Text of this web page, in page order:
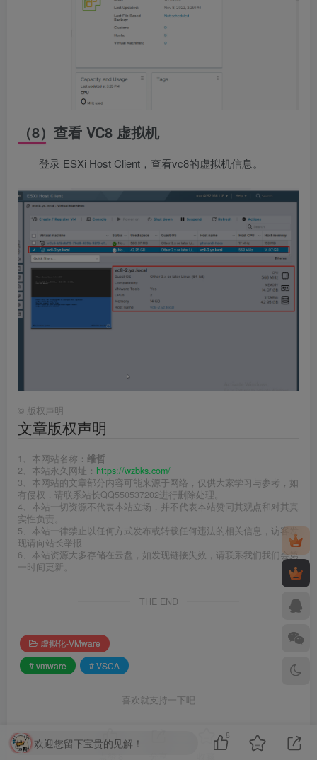
（8）查看 VC8 虚拟机
登录 ESXi Host Client，查看vc8的虚拟机信息。
© 版权声明
文章版权声明
1、本网站名称： 维哲
2、本站永久网址： https://wzbks.com/
3、本网站的文章部分内容可能来源于网络，仅供大家学习与参考，如
有侵权，请联系站长QQ550537202进行删除处理。
4、本站一切资源不代表本站立场，并不代表本站赞同其观点和对其真
实性负责。
5、本站一律禁止以任何方式发布或转载任何违法的相关信息，访客发
现请向站长举报
6、本站资源大多存储在云盘，如发现链接失效，请联系我们我们会第
一时间更新。
THE END
虚拟化-VMware
# vmware
# VSCA
喜欢就支持一下吧
欢迎您留下宝贵的见解！
8